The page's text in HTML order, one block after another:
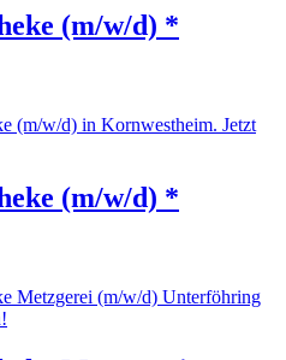
(m/w/d) *
(m/w/d) *